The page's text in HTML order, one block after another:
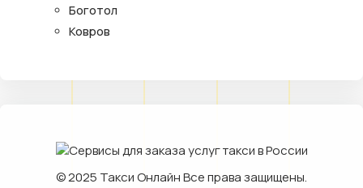
Боготол
Ковров
© 2025 Такси ОнлайнВсе права защищены.